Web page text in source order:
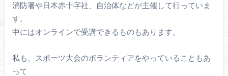
消防署や日本赤十字社、自治体などが主催して行っていま
す。
中にはオンラインで受講できるものもあります。
私も、スポーツ大会のボランティアをやっていることもあ
って